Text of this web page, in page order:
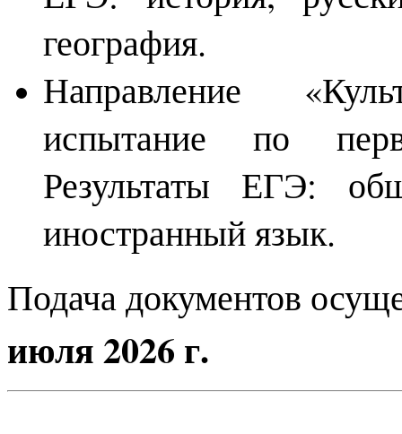
география.
Направление
испытание по
Результаты ЕГЭ:
иностранный язык.
Подача документов
июля 2026 г.